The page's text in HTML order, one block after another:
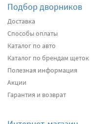
Подробнее
Передние дворники
Подробнее
Подбор дворников
Доставка
Способы оплаты
Каталог по авто
Каталог по брендам щеток
Полезная информация
Акции
Гарантия и возврат